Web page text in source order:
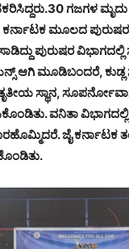
ಗಜಗಳ
ಕರ್ನಾಟಕ ಮೂಲದ
ಪುರುಷರ
ಆಗಿ ಮೂಡಿಬಂದರೆ, ಕುಡ್ಲ
ಸ್ಥಾನ,
ವನಿತಾ
ಜೈ ಕರ್ನಾಟಕ